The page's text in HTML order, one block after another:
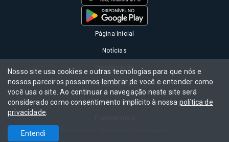
Página Inicial
Notícias
Programação
Publicidade
Política de privacidade
Nosso site usa cookies e outras tecnologias para que nós e
nossos parceiros possamos lembrar de você e entender como
você usa o site. Ao continuar a navegação neste site será
considerado como consentimento implícito à nossa política de
privacidade
Entendi